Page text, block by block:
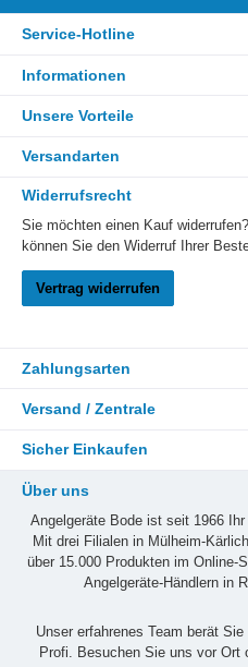
Service-Hotline
Informationen
Unsere Vorteile
Versandarten
Widerrufsrecht
Sie möchten einen Kauf
können Sie den Widerruf Ihrer
Vertrag widerrufen
Zahlungsarten
Versand / Zentrale
Sicher Einkaufen
Über uns
Angelgeräte Bode ist seit 1966
Mit drei Filialen in Mülheim-
über 15.000 Produkten im Online-
Angelgeräte-Händlern in
Unser erfahrenes Team berät
Profi. Besuchen Sie uns vor Ort